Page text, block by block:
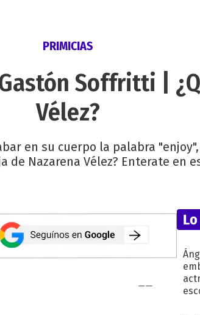
PRIMICIAS
Soffritti |
Vélez?
en su cuerpo la palabra
de Nazarena Vélez? Enterate en